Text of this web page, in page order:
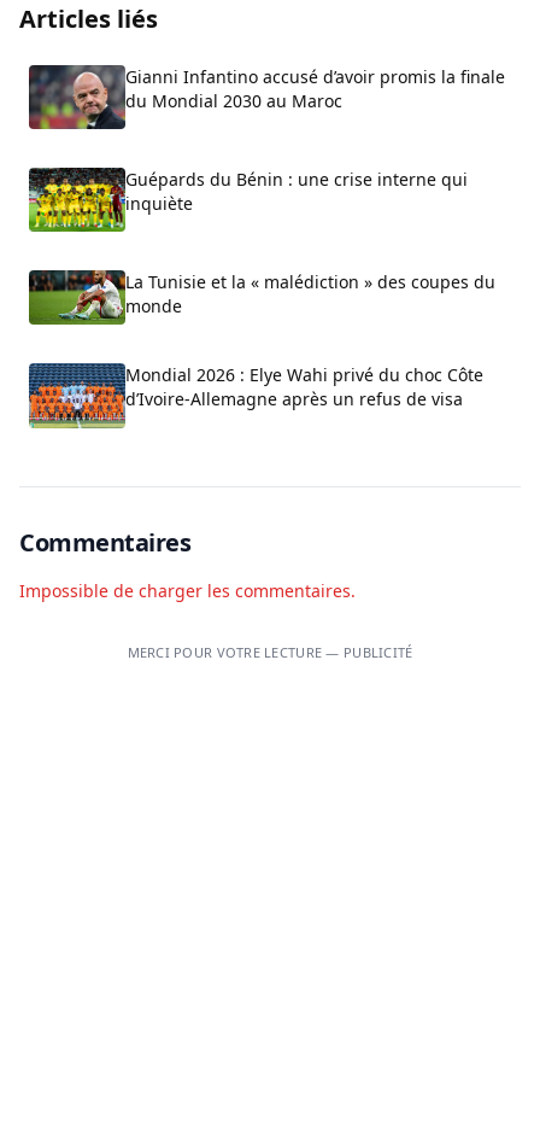
Articles liés
Gianni Infantino accusé d’avoir promis la finale
du Mondial 2030 au Maroc
Guépards du Bénin : une crise interne qui
inquiète
La Tunisie et la « malédiction » des coupes du
monde
Mondial 2026 : Elye Wahi privé du choc Côte
d’Ivoire-Allemagne après un refus de visa
Commentaires
Impossible de charger les commentaires.
MERCI POUR VOTRE LECTURE — PUBLICITÉ